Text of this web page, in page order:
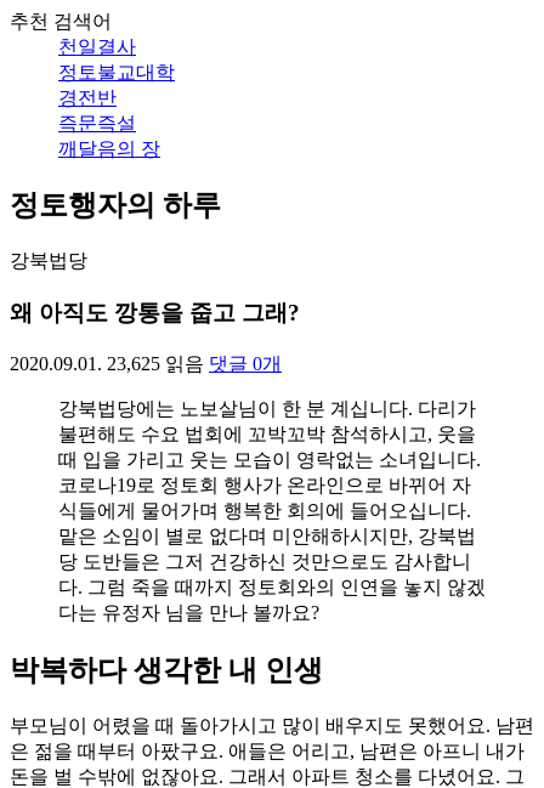
추천 검색어
천일결사
정토불교대학
경전반
즉문즉설
깨달음의 장
정토행자의 하루
강북법당
왜 아직도 깡통을 줍고 그래?
2020.09.01. 23,625 읽음 댓글 0개
강북법당에는 노보살님이 한 분 계십니다. 다리가
불편해도 수요 법회에 꼬박꼬박 참석하시고, 웃을
때 입을 가리고 웃는 모습이 영락없는 소녀입니다.
코로나19로 정토회 행사가 온라인으로 바뀌어 자
식들에게 물어가며 행복한 회의에 들어오십니다.
맡은 소임이 별로 없다며 미안해하시지만, 강북법
당 도반들은 그저 건강하신 것만으로도 감사합니
다. 그럼 죽을 때까지 정토회와의 인연을 놓지 않겠
다는 유정자 님을 만나 볼까요?
박복하다 생각한 내 인생
부모님이 어렸을 때 돌아가시고 많이 배우지도 못했어요. 남편
은 젊을 때부터 아팠구요. 애들은 어리고, 남편은 아프니 내가
돈을 벌 수밖에 없잖아요. 그래서 아파트 청소를 다녔어요. 그